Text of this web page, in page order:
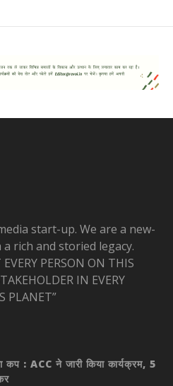
start-up. We are a new-
rich and storied legacy.
PERSON ON THIS
IN EVERY
PLANET”
कप : ACC ने जारी किया कार्यक्रम, 5